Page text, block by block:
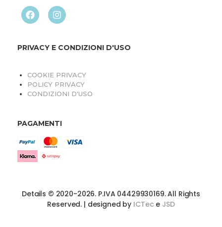
PRIVACY E CONDIZIONI D'USO
COOKIE PRIVACY
POLICY PRIVACY
CONDIZIONI D'USO
PAGAMENTI
Details © 2020-2026. P.IVA 04429930169. All Rights
Reserved. | designed by ICTec e JSD